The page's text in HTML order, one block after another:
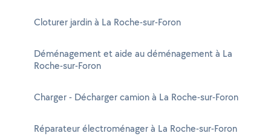
Cloturer jardin à La Roche-sur-Foron
Déménagement et aide au déménagement à La
Roche-sur-Foron
Charger - Décharger camion à La Roche-sur-Foron
Réparateur électroménager à La Roche-sur-Foron